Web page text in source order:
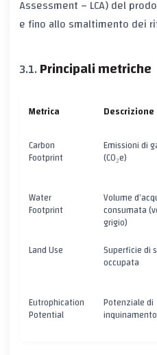
Assessment – LCA) del
e fino allo smaltimento dei
Principali metriche
Metri­ca Descrizione
Carbon
Footprint
Emissioni di
(CO₂e)
Water
Footprint
Volume
consumata
grigio)
Land Use Superficie di
occupata
Eutrophication
Potential
Potenziale di